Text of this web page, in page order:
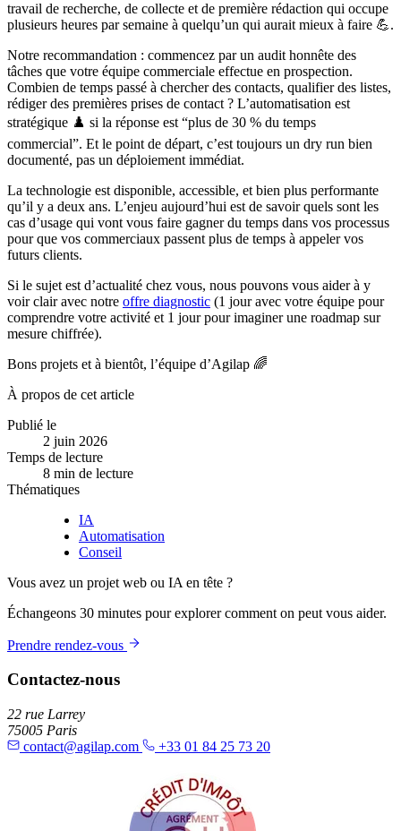
travail de recherche, de collecte et de première rédaction qui occupe
plusieurs heures par semaine à quelqu’un qui aurait mieux à faire 💪.
Notre recommandation : commencez par un audit honnête des
tâches que votre équipe commerciale effectue en prospection.
Combien de temps passé à chercher des contacts, qualifier des listes,
rédiger des premières prises de contact ? L’automatisation est
stratégique ♟️ si la réponse est “plus de 30 % du temps
commercial”. Et le point de départ, c’est toujours un dry run bien
documenté, pas un déploiement immédiat.
La technologie est disponible, accessible, et bien plus performante
qu’il y a deux ans. L’enjeu aujourd’hui est de savoir quels sont les
cas d’usage qui vont vous faire gagner du temps dans vos processus
pour que vos commerciaux passent plus de temps à appeler vos
futurs clients.
Si le sujet est d’actualité chez vous, nous pouvons vous aider à y
voir clair avec notre offre diagnostic (1 jour avec votre équipe pour
comprendre votre activité et 1 jour pour imaginer une roadmap sur
mesure chiffrée).
Bons projets et à bientôt, l’équipe d’Agilap 🌈
À propos de cet article
Publié le
2 juin 2026
Temps de lecture
8 min de lecture
Thématiques
IA
Automatisation
Conseil
Vous avez un projet web ou IA en tête ?
Échangeons 30 minutes pour explorer comment on peut vous aider.
Prendre rendez-vous
Contactez-nous
22 rue Larrey
75005 Paris
contact@agilap.com
+33 01 84 25 73 20